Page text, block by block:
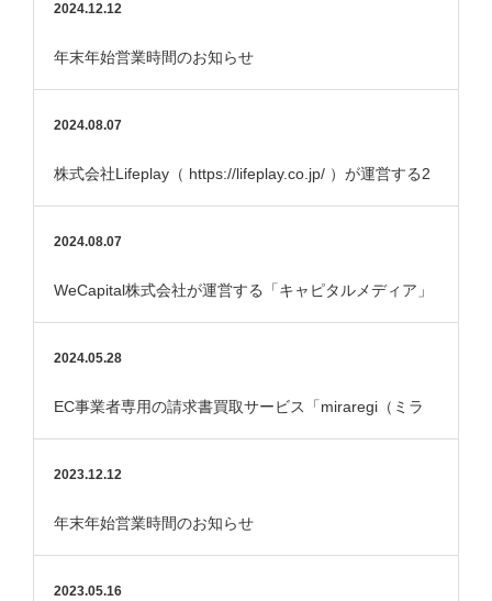
2024.12.12
年末年始営業時間のお知らせ
2024.08.07
株式会社Lifeplay（ https://lifeplay.co.jp/ ）が運営する2
つの金融メ…
2024.08.07
WeCapital株式会社が運営する「キャピタルメディア」
で紹介されました。
2024.05.28
EC事業者専用の請求書買取サービス「miraregi（ミラ
レジ）」サービス開始しました
2023.12.12
年末年始営業時間のお知らせ
2023.05.16